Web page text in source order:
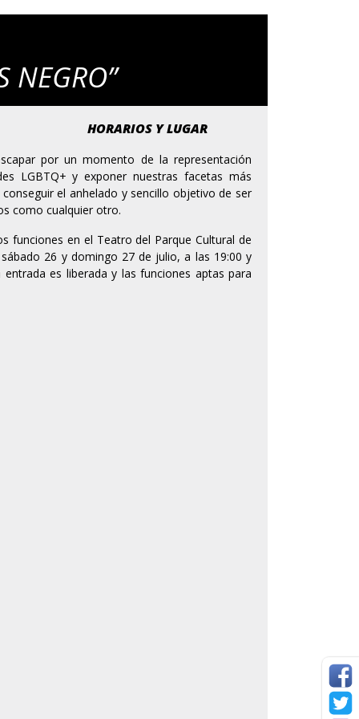
NEGRO”
HORARIOS Y LUGAR
por un momento de la representación
LGBTQ+ y exponer nuestras facetas más
el anhelado y sencillo objetivo de ser
como cualquier otro.
funciones en el Teatro del Parque Cultural de
26 y domingo 27 de julio, a las 19:00 y
entrada es liberada y las funciones aptas para